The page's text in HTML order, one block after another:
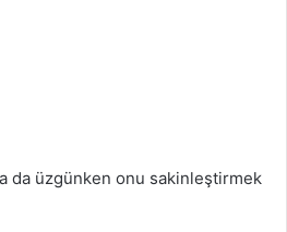
da üzgünken onu sakinleştirmek